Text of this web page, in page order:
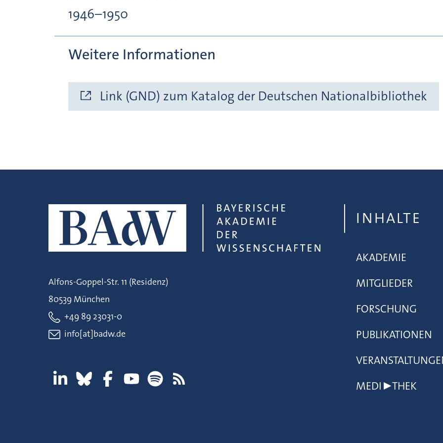
1946–1950
Weitere Informationen
Link (GND) zum Katalog der Deutschen Nationalbibliothek
Alfons-Goppel-Str. 11 (Residenz)
80539 München
+49 89 23031-0
info[at]badw.de
INHALTE
AKADEMIE
MITGLIEDER
FORSCHUNG
PUBLIKATIONEN
MEDI▶THEK